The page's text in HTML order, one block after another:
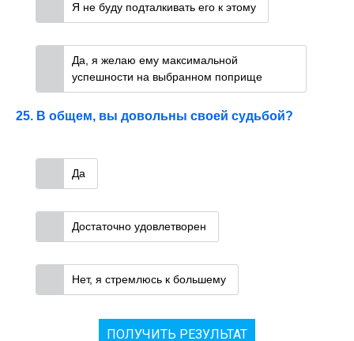
Я не буду подталкивать его к этому
Да, я желаю ему максимальной
успешности на выбранном поприще
25. В общем, вы довольны своей судьбой?
Да
Достаточно удовлетворен
Нет, я стремлюсь к большему